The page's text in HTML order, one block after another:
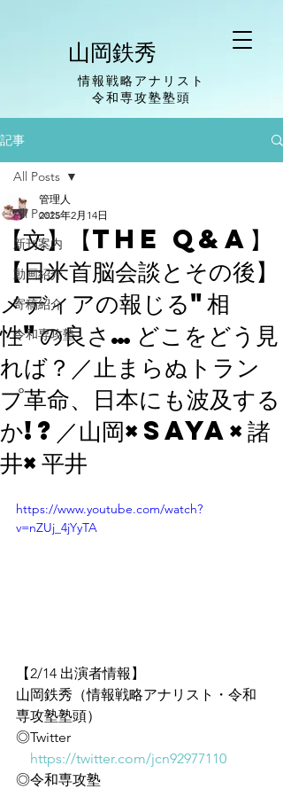
山岡鉄秀
情報戦略アナリスト
​令和専攻塾塾頭
記事
All Posts
新刊案内
動画紹介
寄稿紹介
令和専攻塾
All Posts
【文】【The Q&A】
【日米首脳会談とその後】
メディアの報じる"相
性"の良さ…どこをどう見
れば？／止まらぬトラン
プ革命、日本にも波及する
か!?／山岡×saya×諸
井×平井
管理人
2025年2月14日
https://www.youtube.com/watch?
v=nZUj_4jYyTA
【2/14 出演者情報】
山岡鉄秀（情報戦略アナリスト・令和
専攻塾塾頭）
◎Twitter
https://twitter.com/jcn92977110
◎令和専攻塾